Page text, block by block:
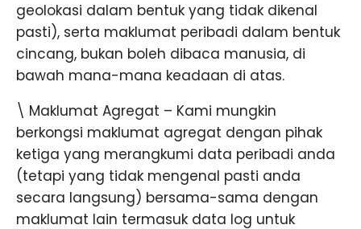
geolokasi dalam bentuk yang tidak dikenal
pasti), serta maklumat peribadi dalam bentuk
cincang, bukan boleh dibaca manusia, di
bawah mana-mana keadaan di atas.
\ Maklumat Agregat – Kami mungkin
berkongsi maklumat agregat dengan pihak
ketiga yang merangkumi data peribadi anda
(tetapi yang tidak mengenal pasti anda
secara langsung) bersama-sama dengan
maklumat lain termasuk data log untuk